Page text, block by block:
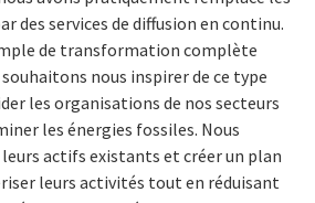
des services de diffusion en continu.
de transformation complète
nous inspirer de ce type
les organisations de nos secteurs
les énergies fossiles. Nous
actifs existants et créer un plan
leurs activités tout en réduisant